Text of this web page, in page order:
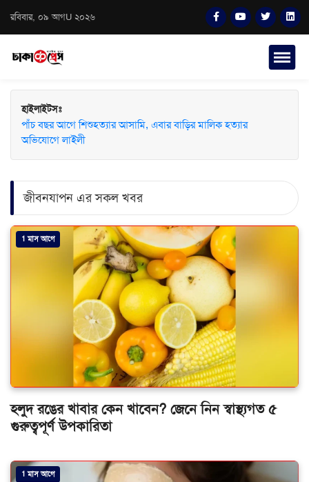
রবিবার, ০৯ আগU ২০২৬
হাইলাইটসঃ
পাঁচ বছর আগে শিশুহত্যার আসামি, এবার বাড়ির মালিক হত্যার
অভিযোগে লাইলী
জীবনযাপন এর সকল খবর
1 মাস আগে
হলুদ রঙের খাবার কেন খাবেন? জেনে নিন স্বাস্থ্যগত ৫
গুরুত্বপূর্ণ উপকারিতা
1 মাস আগে